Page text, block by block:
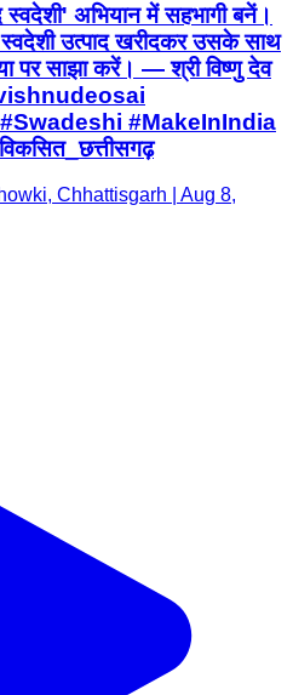
अभियान में सहभागी बनें।
उत्पाद खरीदकर उसके साथ
पर साझा करें। — श्री विष्णु देव
#MakeInIndia
Chhattisgarh | Aug 8,